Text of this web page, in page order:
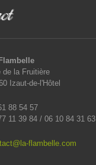
de la Fruitière
Izaut-de-l'Hôtel
88 54 57
11 39 84 / 06 10 84 31 63
flambelle.com